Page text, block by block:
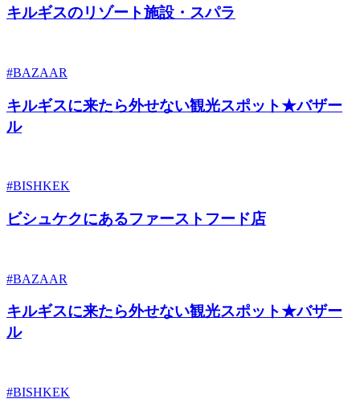
キルギスのリゾート施設・スパラ
#BAZAAR
キルギスに来たら外せない観光スポット★バザー
ル
#BISHKEK
ビシュケクにあるファーストフード店
#BAZAAR
キルギスに来たら外せない観光スポット★バザー
ル
#BISHKEK